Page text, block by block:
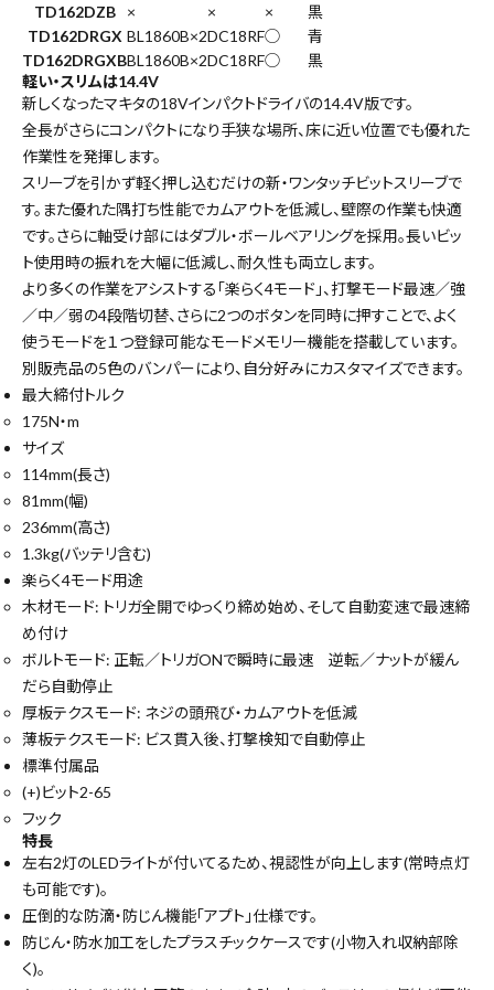
キーワードから探す
カテゴリーから探す ブランドから探す
TD162DZB
× × ×
黒
TD162DRGX BL1860B×2DC18RF◯
青
TD162DRGXBBL1860B×2DC18RF◯
黒
軽い・スリムは14.4V
新しくなったマキタの18Vインパクトドライバの14.4V版です。
全長がさらにコンパクトになり手狭な場所、床に近い位置でも優れた
作業性を発揮します。
スリーブを引かず軽く押し込むだけの新・ワンタッチビットスリーブで
す。また優れた隅打ち性能でカムアウトを低減し、壁際の作業も快適
です。さらに軸受け部にはダブル・ボールベアリングを採用。長いビッ
ト使用時の振れを大幅に低減し、耐久性も両立します。
より多くの作業をアシストする「楽らく4モード」、打撃モード最速／強
／中／弱の4段階切替、さらに2つのボタンを同時に押すことで、よく
使うモードを１つ登録可能なモードメモリー機能を搭載しています。
別販売品の5色のバンパーにより、自分好みにカスタマイズできます。
最大締付トルク
175N・m
サイズ
114mm(長さ)
81mm(幅)
236mm(高さ)
1.3kg(バッテリ含む)
楽らく4モード用途
木材モード: トリガ全開でゆっくり締め始め、そして自動変速で最速締
め付け
ボルトモード: 正転／トリガONで瞬時に最速 逆転／ナットが緩ん
だら自動停止
厚板テクスモード: ネジの頭飛び・カムアウトを低減
薄板テクスモード: ビス貫入後、打撃検知で自動停止
標準付属品
(+)ビット2-65
フック
特長
左右2灯のLEDライトが付いてるため、視認性が向上します(常時点灯
も可能です)。
圧倒的な防滴・防じん機能「アプト」仕様です。
防じん・防水加工をしたプラスチックケースです(小物入れ収納部除
く)。